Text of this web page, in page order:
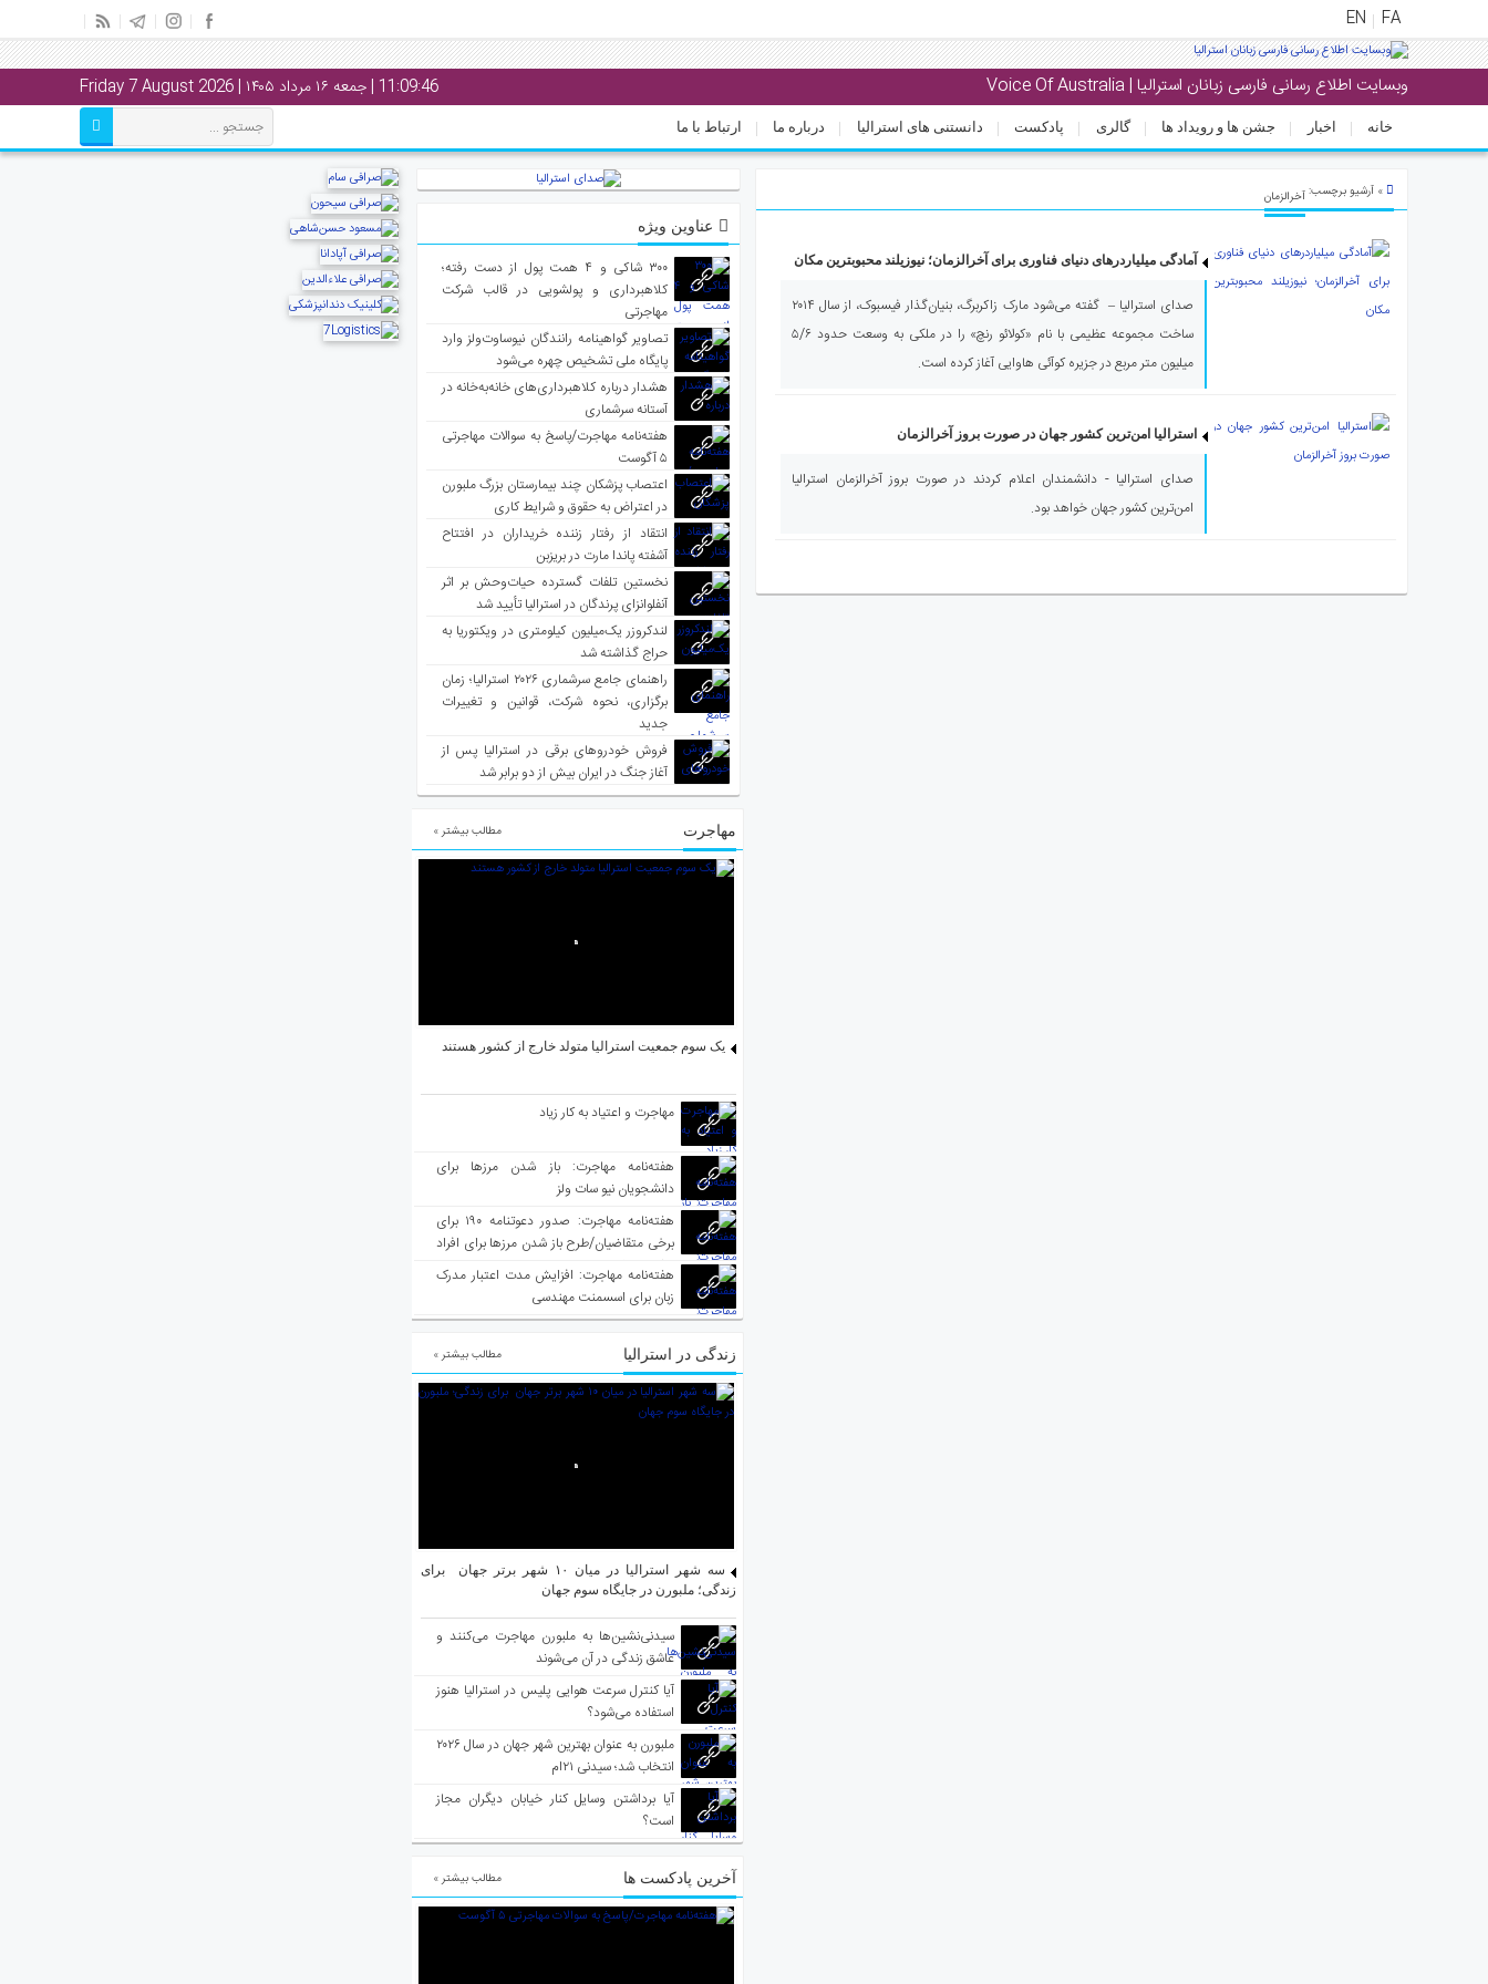
FA
EN
وبسایت اطلاع رسانی فارسی زبانان استرالیا | Voice Of Australia 11:09:47 | جمعه ۱۶ مرداد ۱۴۰۵ | Friday 7 August 2026
خانه اخبار جشن ها و رویداد ها گالری پادکست دانستنی های استرالیا درباره ما ارتباط با ما
اصلی
خانه
» آرشیو برچسب:آخرالزمان
آمادگی میلیاردرهای دنیای فناوری برای آخرالزمان؛ نیوزیلند محبوبترین مکان
صدای استرالیا – گفته می‌شود مارک زاکربرگ، بنیان‌گذار فیسبوک، از سال ۲۰۱۴
ساخت مجموعه عظیمی با نام «کولائو رنچ» را در ملکی به وسعت حدود ۵/۶
میلیون متر مربع در جزیره کوآئی هاوایی آغاز کرده است.
استرالیا امن‌ترین کشور جهان در صورت بروز آخرالزمان
صدای استرالیا - دانشمندان اعلام کردند در صورت بروز آخرالزمان استرالیا
امن‌ترین کشور جهان خواهد بود.
عناوین ویژه
۳۰۰ شاکی و ۴ همت پول از دست رفته؛
کلاهبرداری و پولشویی در قالب شرکت
مهاجرتی
تصاویر گواهینامه رانندگان نیوساوت‌ولز وارد
پایگاه ملی تشخیص چهره می‌شود
هشدار درباره کلاهبرداری‌های خانه‌به‌خانه در
آستانه سرشماری
هفته‌نامه مهاجرت/پاسخ به سوالات مهاجرتی
۵ آگوست
اعتصاب پزشکان چند بیمارستان بزرگ ملبورن
در اعتراض به حقوق و شرایط کاری
انتقاد از رفتار زننده خریداران در افتتاح
آشفته پاندا مارت در بریزبن
نخستین تلفات گسترده حیات‌وحش بر اثر
آنفلوانزای پرندگان در استرالیا تأیید شد
لندکروزر یک‌میلیون کیلومتری در ویکتوریا به
حراج گذاشته شد
راهنمای جامع سرشماری ۲۰۲۶ استرالیا؛ زمان
برگزاری، نحوه شرکت، قوانین و تغییرات
جدید
فروش خودروهای برقی در استرالیا پس از
آغاز جنگ در ایران بیش از دو برابر شد
مهاجرت مطالب بیشتر »
یک سوم جمعیت استرالیا متولد خارج از کشور هستند
مهاجرت و اعتیاد به کار زیاد
هفته‌نامه مهاجرت: باز شدن مرزها برای
دانشجویان نیو سات ولز
هفته‌نامه مهاجرت: صدور دعوتنامه ۱۹۰ برای
برخی متقاضیان/طرح باز شدن مرزها برای افراد
واکسینه شده
هفته‌نامه مهاجرت: افزایش مدت اعتبار مدرک
زبان برای اسسمنت مهندسی
زندگی در استرالیا مطالب بیشتر »
سه شهر استرالیا در میان ۱۰ شهر برتر جهان برای
زندگی؛ ملبورن در جایگاه سوم جهان
سیدنی‌نشین‌ها به ملبورن مهاجرت می‌کنند و
عاشق زندگی در آن می‌شوند
آیا کنترل سرعت هوایی پلیس در استرالیا هنوز
استفاده می‌شود؟
ملبورن به عنوان بهترین شهر جهان در سال ۲۰۲۶
انتخاب شد؛ سیدنی ۲۱‌ام
آیا برداشتن وسایل کنار خیابان دیگران مجاز
است؟
آخرین پادکست ها مطالب بیشتر »